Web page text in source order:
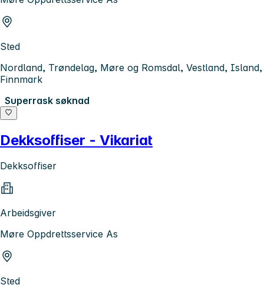
Sted
Nordland, Trøndelag, Møre og Romsdal, Vestland, Island,
Finnmark
Superrask søknad
Dekksoffiser - Vikariat
Dekksoffiser
Arbeidsgiver
Møre Oppdrettsservice As
Sted